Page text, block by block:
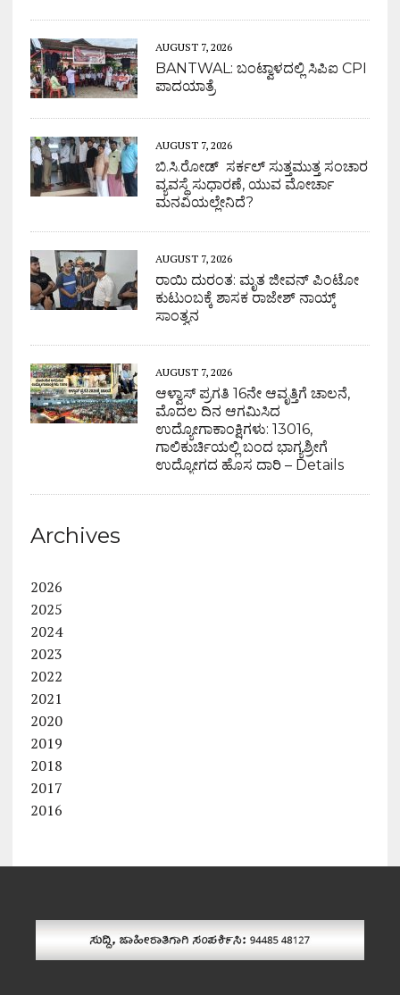
AUGUST 7, 2026
BANTWAL: ಬಂಟ್ವಾಳದಲ್ಲಿ ಸಿಪಿಐ CPI
ಪಾದಯಾತ್ರೆ
AUGUST 7, 2026
ಬಿ.ಸಿ.ರೋಡ್ ಸರ್ಕಲ್ ಸುತ್ತಮುತ್ತ ಸಂಚಾರ
ವ್ಯವಸ್ಥೆ ಸುಧಾರಣೆ, ಯುವ ಮೋರ್ಚಾ
ಮನವಿಯಲ್ಲೇನಿದೆ?
AUGUST 7, 2026
ರಾಯಿ ದುರಂತ: ಮೃತ ಜೀವನ್ ಪಿಂಟೋ
ಕುಟುಂಬಕ್ಕೆ ಶಾಸಕ ರಾಜೇಶ್ ನಾಯ್ಕ್
ಸಾಂತ್ವನ
AUGUST 7, 2026
ಆಳ್ವಾಸ್ ಪ್ರಗತಿ 16ನೇ ಆವೃತ್ತಿಗೆ ಚಾಲನೆ,
ಮೊದಲ ದಿನ ಆಗಮಿಸಿದ
ಉದ್ಯೋಗಾಕಾಂಕ್ಷಿಗಳು: 13016,
ಗಾಲಿಕುರ್ಚಿಯಲ್ಲಿ ಬಂದ ಭಾಗ್ಯಶ್ರೀಗೆ
ಉದ್ಯೋಗದ ಹೊಸ ದಾರಿ – Details
Archives
2026
2025
2024
2023
2022
2021
2020
2019
2018
2017
2016